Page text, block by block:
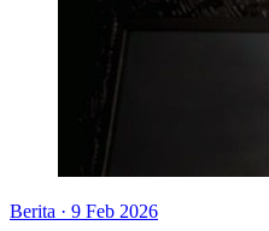
Berita · 9 Feb 2026